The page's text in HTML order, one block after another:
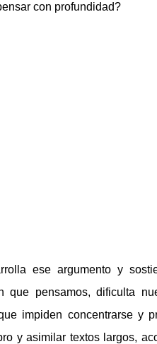
con profundidad?
ese argumento y
que pensamos, dificulta
impiden concentrarse y
y asimilar textos largos,